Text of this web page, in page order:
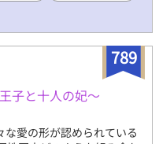
789
子と十人の妃〜
愛の形が認められている